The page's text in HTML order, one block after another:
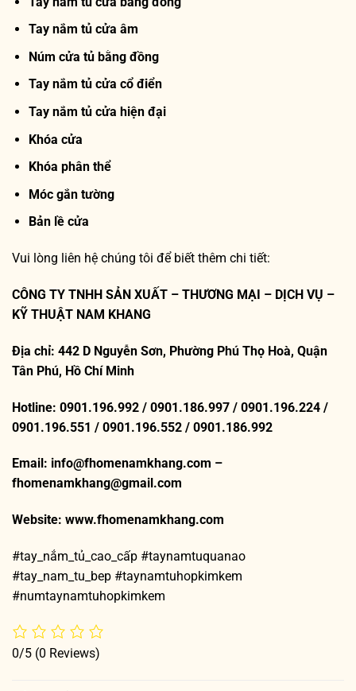
Tay nắm tủ cửa âm
Núm cửa tủ bằng đồng
Tay nắm tủ cửa cổ điển
Tay nắm tủ cửa hiện đại
Khóa cửa
Khóa phân thể
Móc gắn tường
Bản lề cửa
Vui lòng liên hệ chúng tôi để biết thêm chi tiết:
CÔNG TY TNHH SẢN XUẤT – THƯƠNG MẠI – DỊCH VỤ –
KỸ THUẬT NAM KHANG
Địa chỉ: 442 D Nguyễn Sơn, Phường Phú Thọ Hoà, Quận
Tân Phú, Hồ Chí Minh
Hotline: 0901.196.992 / 0901.186.997 / 0901.196.224 /
0901.196.551 / 0901.196.552 / 0901.186.992
Email: info@fhomenamkhang.com –
fhomenamkhang@gmail.com
Website: www.fhomenamkhang.com
#tay_nắm_tủ_cao_cấp #taynamtuquanao
#tay_nam_tu_bep #taynamtuhopkimkem
#numtaynamtuhopkimkem
0/5 (0 Reviews)